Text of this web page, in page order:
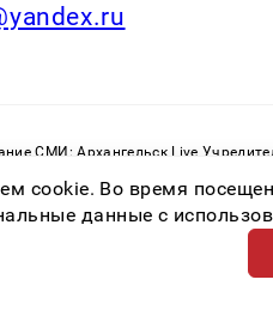
СМИ: Архангельск Live
по надзору в сфере связи,
cookie. Во время
данные с